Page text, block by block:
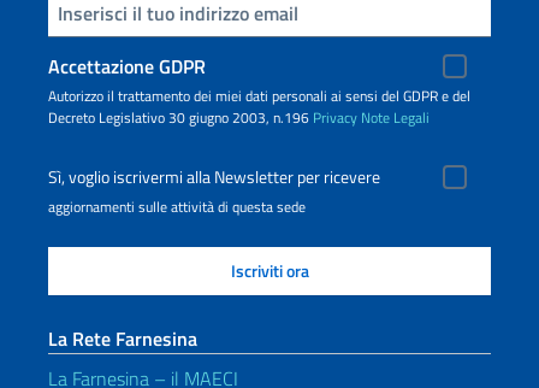
Inserisci la tua email
Accettazione GDPR
Autorizzo il trattamento dei miei dati personali ai sensi del GDPR e del
Decreto Legislativo 30 giugno 2003, n.196 Privacy Note Legali
Sì, voglio iscrivermi alla Newsletter per ricevere
aggiornamenti sulle attività di questa sede
La Rete Farnesina
La Farnesina – il MAECI